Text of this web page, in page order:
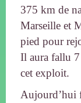
375 km de
Marseille et
pied pour
Il aura fallu
cet exploit.
Aujourd’hui